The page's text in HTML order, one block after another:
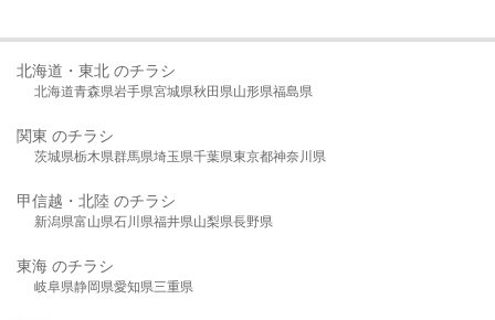
北海道・東北 のチラシ
北海道青森県岩手県宮城県秋田県山形県福島県
関東 のチラシ
茨城県栃木県群馬県埼玉県千葉県東京都神奈川県
甲信越・北陸 のチラシ
新潟県富山県石川県福井県山梨県長野県
東海 のチラシ
岐阜県静岡県愛知県三重県